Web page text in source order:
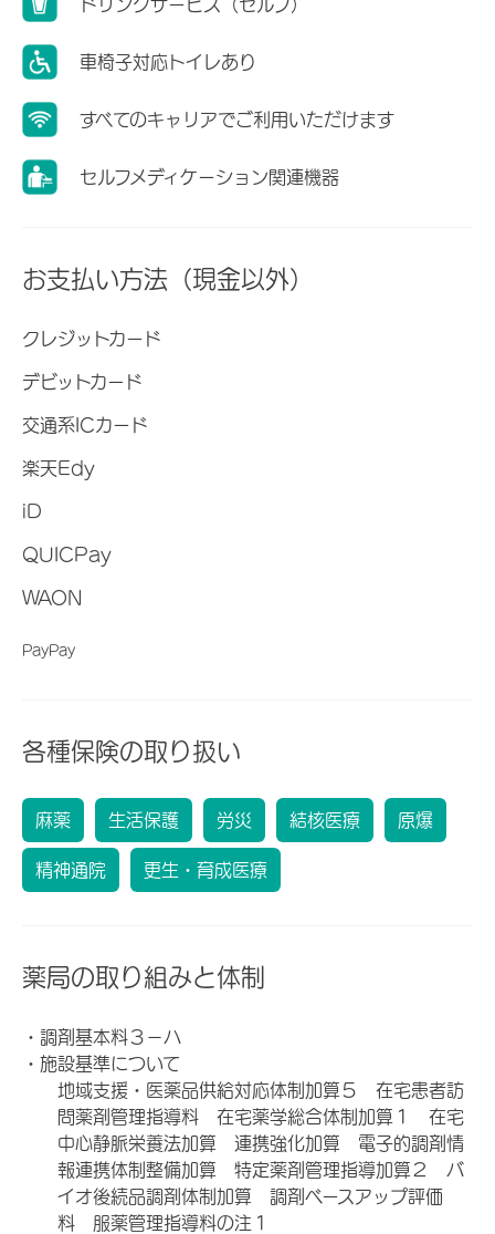
ドリンクサービス（セルフ）
車椅子対応トイレあり
すべてのキャリアでご利用いただけます
セルフメディケーション関連機器
お支払い方法（現金以外）
クレジットカード
デビットカード
交通系ICカード
楽天Edy
iD
QUICPay
WAON
PayPay
各種保険の取り扱い
麻薬 生活保護 労災 結核医療 原爆
精神通院 更生・育成医療
薬局の取り組みと体制
・調剤基本料３－ハ
・施設基準について
地域支援・医薬品供給対応体制加算５ 在宅患者訪
問薬剤管理指導料 在宅薬学総合体制加算１ 在宅
中心静脈栄養法加算 連携強化加算 電子的調剤情
報連携体制整備加算 特定薬剤管理指導加算２ バ
イオ後続品調剤体制加算 調剤ベースアップ評価
料 服薬管理指導料の注１